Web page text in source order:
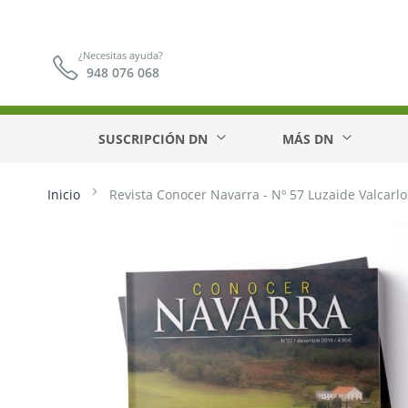
¿Necesitas ayuda?
948 076 068
SUSCRIPCIÓN DN MÁS DN
Inicio Revista Conocer Navarra - Nº 57 Luzaide